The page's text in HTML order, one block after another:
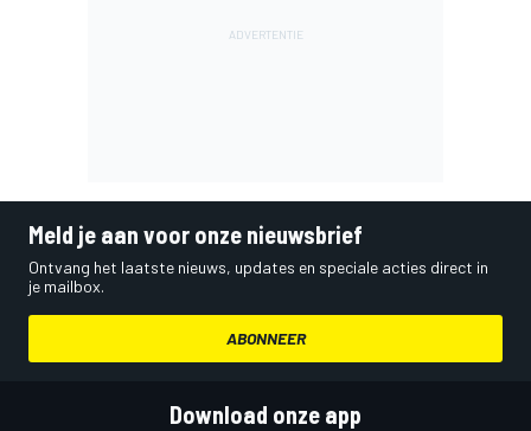
Meld je aan voor onze nieuwsbrief
Ontvang het laatste nieuws, updates en speciale acties direct in
je mailbox.
ABONNEER
Download onze app